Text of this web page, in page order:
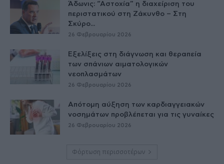
Άδωνις: “Αστοχία” η διαχείριση του
περιστατικού στη Ζάκυνθο – Στη
Σκύρο...
26 Φεβρουαρίου 2026
Εξελίξεις στη διάγνωση και θεραπεία
των σπάνιων αιματολογικών
νεοπλασμάτων
26 Φεβρουαρίου 2026
Απότομη αύξηση των καρδιαγγειακών
νοσημάτων προβλέπεται για τις γυναίκες
26 Φεβρουαρίου 2026
Φόρτωση περισσοτέρων